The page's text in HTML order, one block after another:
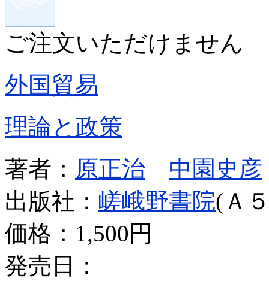
ご注文いただけません
外国貿易
理論と政策
著者： 原正治
中園史彦
出版社： 嵯峨野書院(Ａ
価格： 1,500円
発売日：